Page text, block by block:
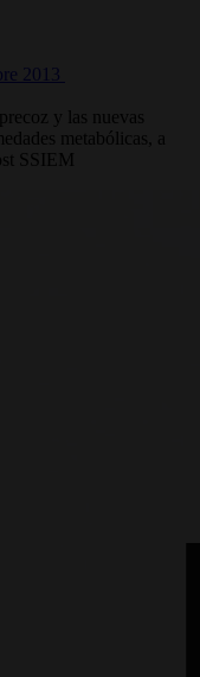
2013
y las nuevas
metabólicas, a
SSIEM